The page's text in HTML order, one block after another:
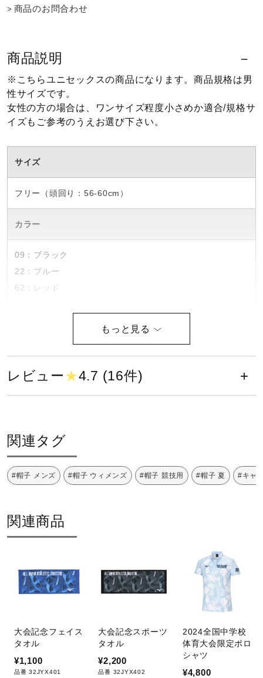
ライフスタイルグッズ
寝具／ミズノスリープ
アウトドア／レイン
サポーター
健康／エクササイズ
ジュニア／キッズ
コラボ／ライセンス
その他
サポート
直営店一覧
取扱店一覧
商品のお問合わせ
商品説明
※こちらユニセックスの商品になります。商品規格は男
性サイズです。
女性の方の場合は、ワンサイズ程度小さめか適合/規格サ
イズもご参考のうえお選び下さい。
サイズ
フリー（頭回り：56-60cm）
カラー
09：ブラック
22：ブルー
62：レッド
原産国
発売シーズン
2024年春夏
レビュー★4.7 (16件)
関連タグ
#帽子 メンズ #帽子 ウィメンズ #帽子 競技用 #帽子 夏 #キャ
関連商品
大会記念フェイス
タオル
¥1,100
品番 32JYX401
大会記念スポーツ
タオル
¥2,200
品番 32JYX402
2024全国中学校
体育大会限定ポロ
シャツ
¥4,800